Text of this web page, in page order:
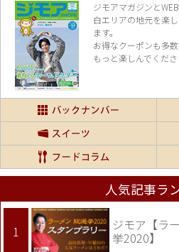
ジモアマガジンと
白エリアの地元を楽し
ます。
お得なクーポンも多数
もっと楽しんでくださ
人気記事ラ
ジモア【ラ
挙2020】